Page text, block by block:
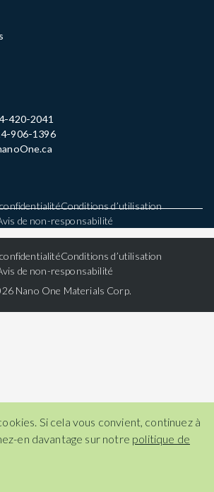
420-2041
906-1396
Conditions d’utilisation
de non-responsabilité
Conditions d’utilisation
de non-responsabilité
Nano One Materials Corp.
Si cela vous convient, continuez à
en davantage sur notre politique de